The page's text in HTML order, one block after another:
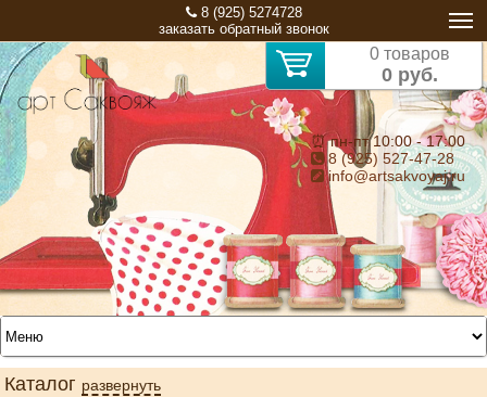
8 (925) 5274728
заказать обратный звонок
0 товаров
0 руб.
⏰ пн-пт 10:00 - 17:00
8 (925) 527-47-28
info@artsakvoyaj.ru
Каталог развернуть